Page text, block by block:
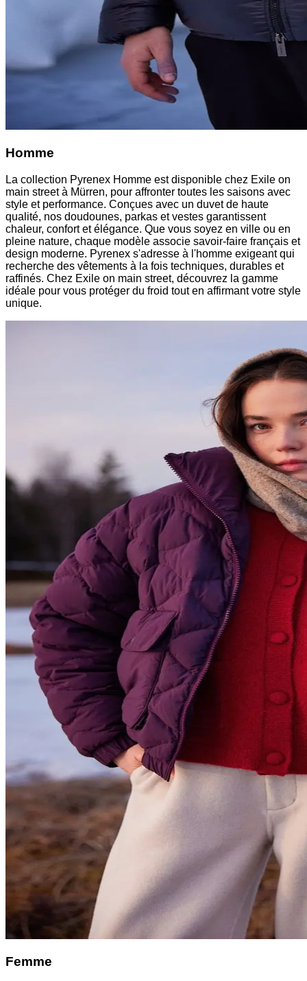
Homme
La collection Pyrenex Homme est disponible chez Exile on
main street à Mürren, pour affronter toutes les saisons avec
style et performance. Conçues avec un duvet de haute
qualité, nos doudounes, parkas et vestes garantissent
chaleur, confort et élégance. Que vous soyez en ville ou en
pleine nature, chaque modèle associe savoir-faire français et
design moderne. Pyrenex s'adresse à l'homme exigeant qui
recherche des vêtements à la fois techniques, durables et
raffinés. Chez Exile on main street, découvrez la gamme
idéale pour vous protéger du froid tout en affirmant votre style
unique.
Femme